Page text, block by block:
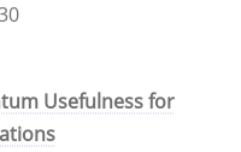
Usefulness for